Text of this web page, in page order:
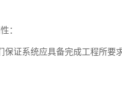
：
保证系统应具备完成工程所